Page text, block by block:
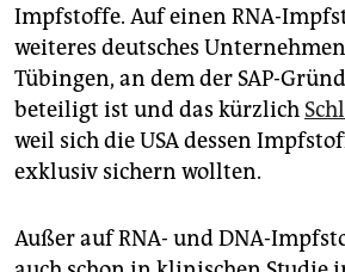
Impfstoffe. Auf einen RNA-
weiteres deutsches
Tübingen, an dem der SAP-
beteiligt ist und das kürzlich
weil sich die USA dessen
exklusiv sichern wollten.
Außer auf RNA- und DNA-